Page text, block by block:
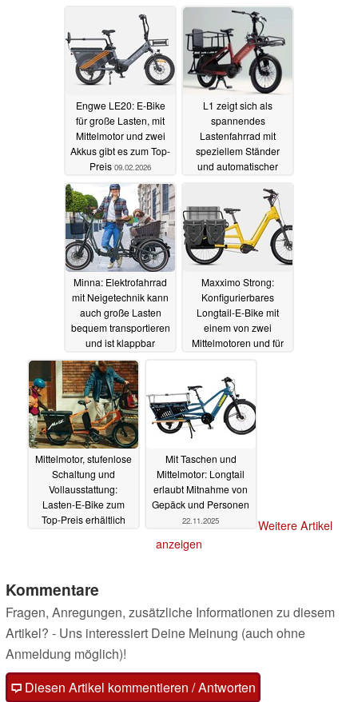
Engwe LE20: E-Bike
für große Lasten, mit
Mittelmotor und zwei
Akkus gibt es zum Top-
Preis 09.02.2026
L1 zeigt sich als
spannendes
Lastenfahrrad mit
speziellem Ständer
und automatischer
Minna: Elektrofahrrad
mit Neigetechnik kann
auch große Lasten
bequem transportieren
und ist klappbar
18.12.2025
Maxximo Strong:
Konfigurierbares
Longtail-E-Bike mit
einem von zwei
Mittelmotoren und für
Mittelmotor, stufenlose
Schaltung und
Vollausstattung:
Lasten-E-Bike zum
Top-Preis erhältlich
Mit Taschen und
Mittelmotor: Longtail
erlaubt Mitnahme von
Gepäck und Personen
22.11.2025
Weitere Artikel
anzeigen
Kommentare
Fragen, Anregungen, zusätzliche Informationen zu diesem
Artikel? - Uns interessiert Deine Meinung (auch ohne
Anmeldung möglich)!
Diesen Artikel kommentieren / Antworten